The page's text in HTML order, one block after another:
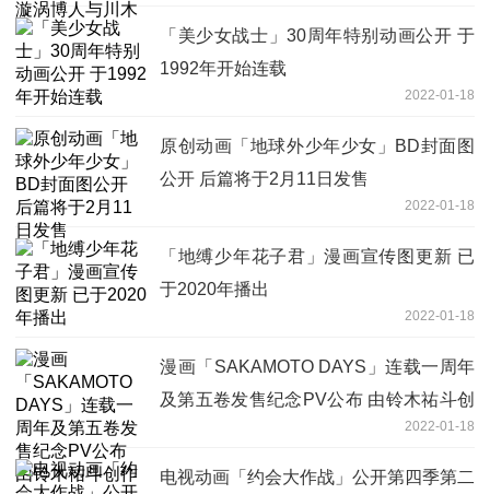
「美少女战士」30周年特别动画公开 于
1992年开始连载
2022-01-18
原创动画「地球外少年少女」BD封面图
公开 后篇将于2月11日发售
2022-01-18
「地缚少年花子君」漫画宣传图更新 已
于2020年播出
2022-01-18
漫画「SAKAMOTO DAYS」连载一周年
及第五卷发售纪念PV公布 由铃木祐斗创
2022-01-18
电视动画「约会大作战」公开第四季第二